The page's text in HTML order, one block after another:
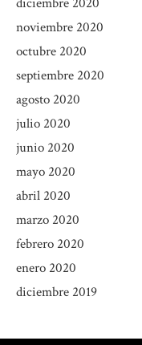
noviembre 2020
octubre 2020
septiembre 2020
agosto 2020
julio 2020
junio 2020
mayo 2020
abril 2020
marzo 2020
febrero 2020
enero 2020
diciembre 2019